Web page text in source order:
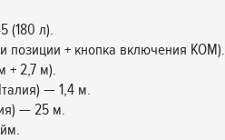
(180 л).
позиции + кнопка включения КОМ).
+ 2,7 м).
— 1,4 м.
— 25 м.